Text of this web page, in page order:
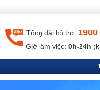
Tổng đài hỗ trợ: 1900
Giờ làm việc: 0h-24h